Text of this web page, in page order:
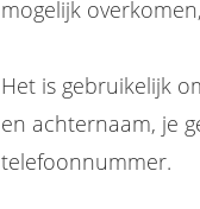
mogelijk
Het is gebruikelijk
en achternaam, je
telefoonnummer.